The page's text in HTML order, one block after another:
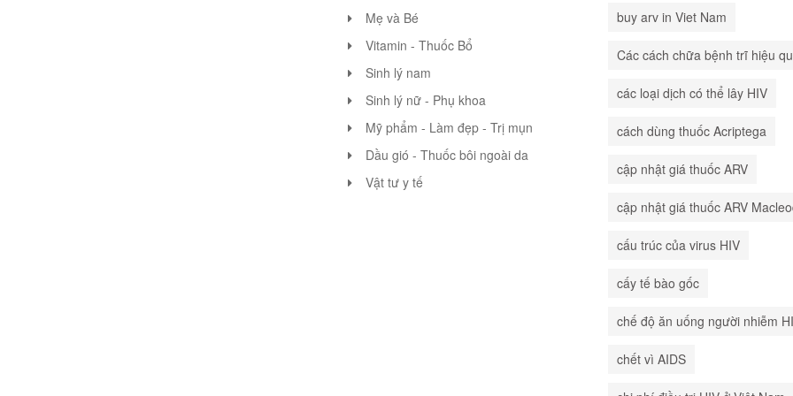
Mẹ và Bé
Vitamin - Thuốc Bổ
Sinh lý nam
Sinh lý nữ - Phụ khoa
Mỹ phẩm - Làm đẹp - Trị mụn
Dầu gió - Thuốc bôi ngoài da
Vật tư y tế
buy arv in Viet Nam
Các cách chữa bệnh trĩ hiệu
các loại dịch có thể lây HIV
cách dùng thuốc Acriptega
cập nhật giá thuốc ARV
cập nhật giá thuốc ARV
cấu trúc của virus HIV
cấy tế bào gốc
chế độ ăn uống người nhiễm
chết vì AIDS